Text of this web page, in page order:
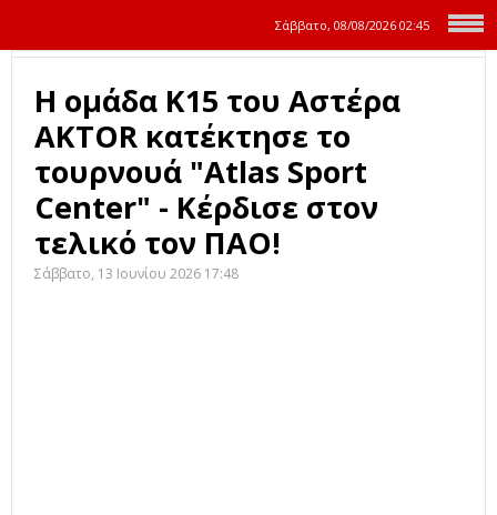
Σάββατο, 08/08/2026 02:45
Η ομάδα Κ15 του Αστέρα
AKTOR κατέκτησε το
τουρνουά "Atlas Sport
Center" - Κέρδισε στον
τελικό τον ΠΑΟ!
Σάββατο, 13 Ιουνίου 2026 17:48